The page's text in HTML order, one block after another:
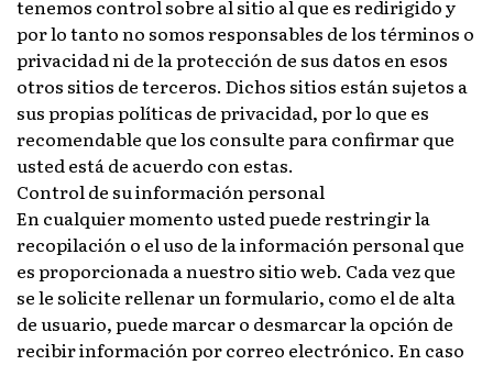
tenemos control sobre al sitio al que es redirigido y
por lo tanto no somos responsables de los términos o
privacidad ni de la protección de sus datos en esos
otros sitios de terceros. Dichos sitios están sujetos a
sus propias políticas de privacidad, por lo que es
recomendable que los consulte para confirmar que
usted está de acuerdo con estas.
Control de su información personal
En cualquier momento usted puede restringir la
recopilación o el uso de la información personal que
es proporcionada a nuestro sitio web. Cada vez que
se le solicite rellenar un formulario, como el de alta
de usuario, puede marcar o desmarcar la opción de
recibir información por correo electrónico. En caso